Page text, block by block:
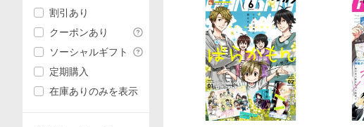
割引あり
クーポンあり
ソーシャルギフト
定期購入
在庫ありのみを表示